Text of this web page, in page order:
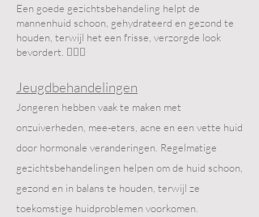
Een goede gezichtsbehandeling helpt de
mannenhuid schoon, gehydrateerd en gezond te
houden, terwijl het een frisse, verzorgde look
bevordert. 💆‍♂️✨
Jeugdbehandelingen
Jongeren hebben vaak te maken met
onzuiverheden, mee-eters, acne en een vette huid
door hormonale veranderingen. Regelmatige
gezichtsbehandelingen helpen om de huid schoon,
gezond en in balans te houden, terwijl ze
toekomstige huidproblemen voorkomen.